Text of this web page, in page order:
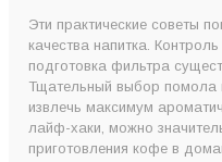
Эти практические советы
качества напитка.
подготовка фильтра
Тщательный выбор помола
извлечь максимум
лайф-хаки, можно
приготовления кофе в